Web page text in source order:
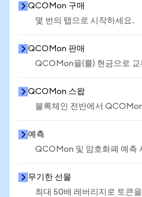
QCOMon 구매
몇 번의 탭으로 시작하세요.
QCOMon 판매
QCOMon을(를) 현금으로 교
QCOMon 스왑
블록체인 전반에서
예측
QCOMon 및 암호화폐 예측
무기한 선물
최대 50배 레버리지로 토큰